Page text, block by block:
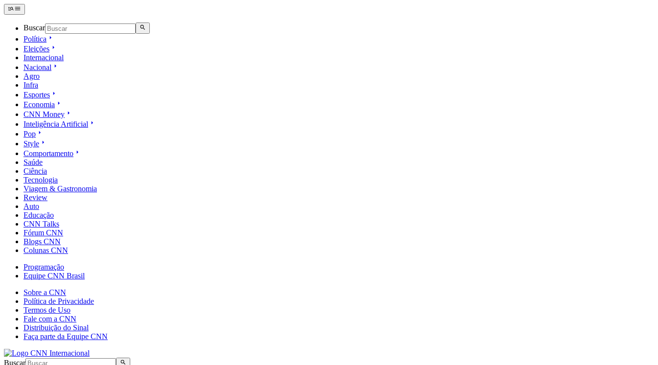
Buscar
Política
Eleições
Internacional
Nacional
Agro
Infra
Esportes
Economia
CNN Money
Inteligência Artificial
Pop
Style
Comportamento
Saúde
Ciência
Tecnologia
Viagem & Gastronomia
Review
Auto
Educação
CNN Talks
Fórum CNN
Blogs CNN
Colunas CNN
Programação
Equipe CNN Brasil
Sobre a CNN
Política de Privacidade
Termos de Uso
Fale com a CNN
Distribuição do Sinal
Faça parte da Equipe CNN
Buscar